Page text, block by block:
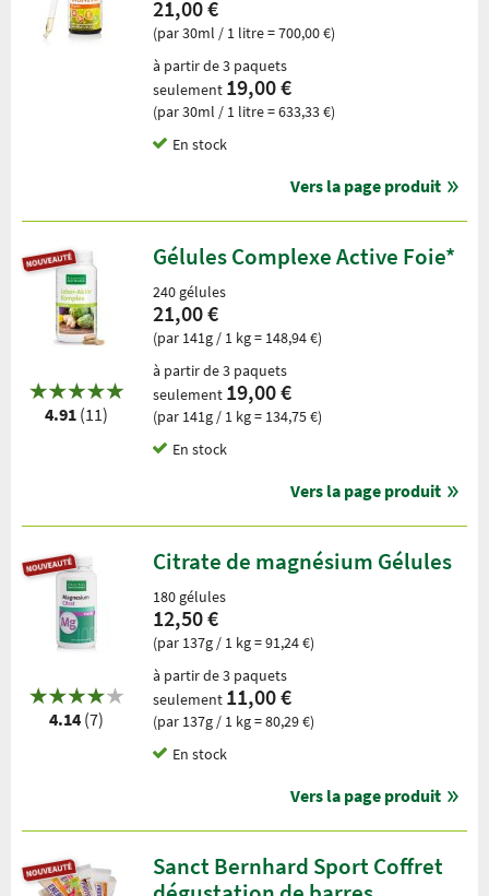
21,00 €
(par 30ml / 1 litre = 700,00 €)
à partir de 3 paquets
seulement 19,00 €
(par 30ml / 1 litre = 633,33 €)
En stock
Vers la page produit
4.91 (11)
Gélules Complexe Active Foie*
240 gélules
21,00 €
(par 141g / 1 kg = 148,94 €)
à partir de 3 paquets
seulement 19,00 €
(par 141g / 1 kg = 134,75 €)
En stock
Vers la page produit
4.14 (7)
Citrate de magnésium Gélules
180 gélules
12,50 €
(par 137g / 1 kg = 91,24 €)
à partir de 3 paquets
seulement 11,00 €
(par 137g / 1 kg = 80,29 €)
En stock
Vers la page produit
Sanct Bernhard Sport Coffret